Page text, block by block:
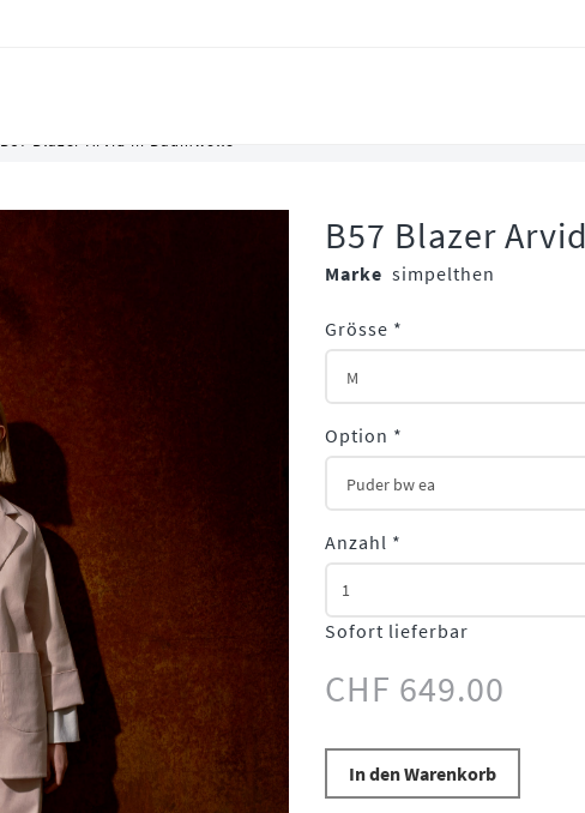
B57 Blazer Arvid in Baumwolle
B57 Blazer
Marke simpelthen
Grösse *
Option *
Anzahl *
Sofort lieferbar
CHF 649.00
In den Warenkorb